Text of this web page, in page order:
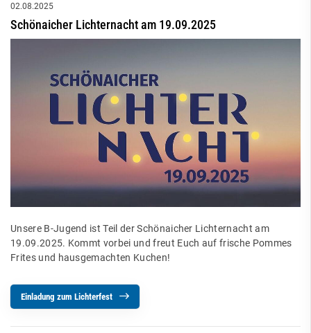
02.08.2025
Schönaicher Lichternacht am 19.09.2025
Unsere B-Jugend ist Teil der Schönaicher Lichternacht am
19.09.2025. Kommt vorbei und freut Euch auf frische Pommes
Frites und hausgemachten Kuchen!
Einladung zum Lichterfest